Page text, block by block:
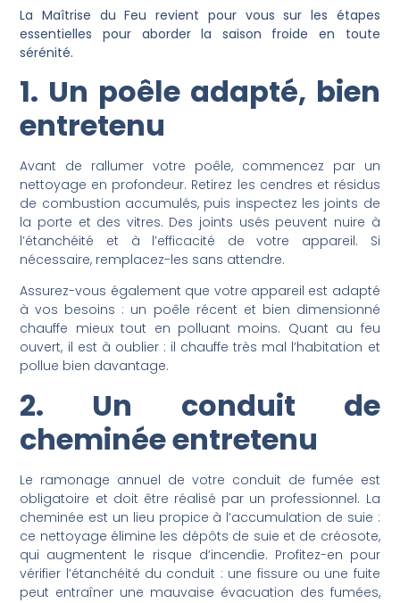
La Maîtrise du Feu revient pour vous sur les étapes
essentielles pour aborder la saison froide en toute
sérénité.
1. Un poêle adapté, bien
entretenu
Avant de rallumer votre poêle, commencez par un
nettoyage en profondeur. Retirez les cendres et résidus
de combustion accumulés, puis inspectez les joints de
la porte et des vitres. Des joints usés peuvent nuire à
l’étanchéité et à l’efficacité de votre appareil. Si
nécessaire, remplacez-les sans attendre.
Assurez-vous également que votre appareil est adapté
à vos besoins : un poêle récent et bien dimensionné
chauffe mieux tout en polluant moins. Quant au feu
ouvert, il est à oublier : il chauffe très mal l’habitation et
pollue bien davantage.
2. Un conduit de
cheminée entretenu
Le ramonage annuel de votre conduit de fumée est
obligatoire et doit être réalisé par un professionnel. La
cheminée est un lieu propice à l’accumulation de suie :
ce nettoyage élimine les dépôts de suie et de créosote,
qui augmentent le risque d’incendie. Profitez-en pour
vérifier l’étanchéité du conduit : une fissure ou une fuite
peut entraîner une mauvaise évacuation des fumées,